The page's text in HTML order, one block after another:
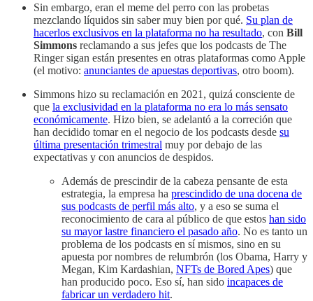
Sin embargo, eran el meme del perro con las probetas
mezclando líquidos sin saber muy bien por qué. Su plan de
hacerlos exclusivos en la plataforma no ha resultado, con Bill
Simmons reclamando a sus jefes que los podcasts de The
Ringer sigan están presentes en otras plataformas como Apple
(el motivo: anunciantes de apuestas deportivas, otro boom).
Simmons hizo su reclamación en 2021, quizá consciente de
que la exclusividad en la plataforma no era lo más sensato
económicamente. Hizo bien, se adelantó a la correción que
han decidido tomar en el negocio de los podcasts desde su
última presentación trimestral muy por debajo de las
expectativas y con anuncios de despidos.
Además de prescindir de la cabeza pensante de esta
estrategia, la empresa ha prescindido de una docena de
sus podcasts de perfil más alto, y a eso se suma el
reconocimiento de cara al público de que estos han sido
su mayor lastre financiero el pasado año. No es tanto un
problema de los podcasts en sí mismos, sino en su
apuesta por nombres de relumbrón (los Obama, Harry y
Megan, Kim Kardashian, NFTs de Bored Apes) que
han producido poco. Eso sí, han sido incapaces de
fabricar un verdadero hit.